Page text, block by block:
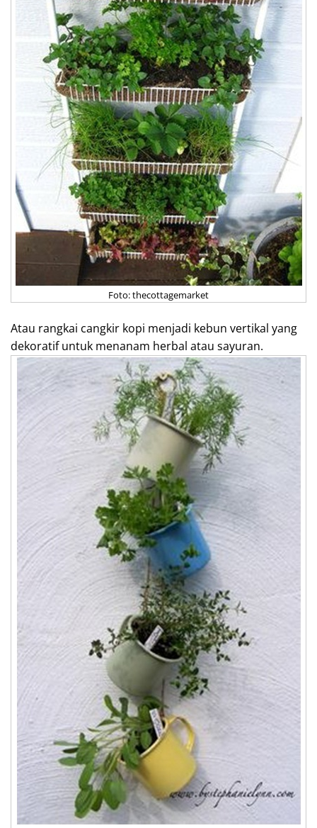
Foto: thecottagemarket
Atau rangkai cangkir kopi menjadi kebun vertikal yang
dekoratif untuk menanam herbal atau sayuran.